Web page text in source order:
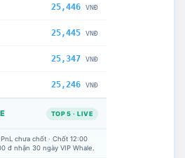
25,446 VNĐ
25,445 VNĐ
25,347 VNĐ
25,246 VNĐ
TOP 5 · LIVE
chưa chốt · Chốt 12:00
đ nhận 30 ngày VIP Whale.